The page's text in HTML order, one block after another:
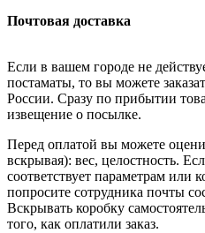
Почтовая доставка
Если в вашем городе не
постаматы, то вы можете
России. Сразу по прибытии
извещение о посылке.
Перед оплатой вы можете
вскрывая): вес, целостность.
соответствует параметрам или
попросите сотрудника почты
Вскрывать коробку
того, как оплатили заказ.